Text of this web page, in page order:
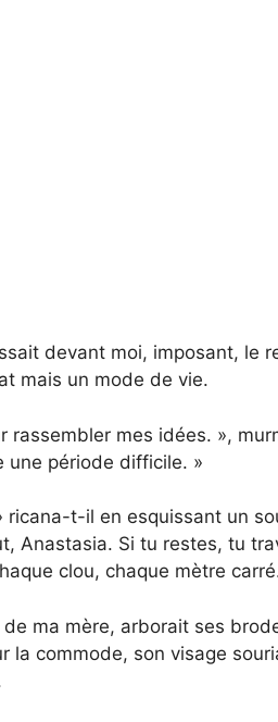
devant moi, imposant, le
mais un mode de vie.
rassembler mes idées. »,
une période difficile. »
ricana-t-il en esquissant un
Anastasia. Si tu restes, tu
clou, chaque mètre
ma mère, arborait ses
la commode, son visage